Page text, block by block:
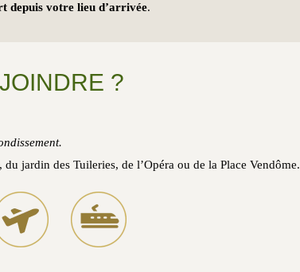
depuis votre lieu d’arrivée.
?
jardin des Tuileries, de l’Opéra ou de la Place Vendôme.